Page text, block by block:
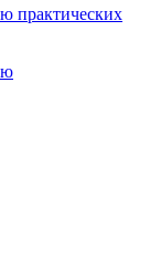
практических